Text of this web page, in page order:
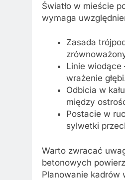
Światło w mieście
wymaga
Zasada
Linie wiodące
wrażenie
Odbicia w
między
Postacie w
sylwetki
Warto zwracać
betonowych
Planowanie kadrów